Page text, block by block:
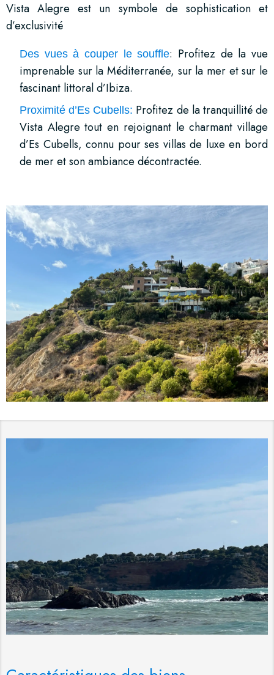
Vista Alegre est un symbole de sophistication et
d’exclusivité
Des vues à couper le souffle: Profitez de la vue
imprenable sur la Méditerranée, sur la mer et sur le
fascinant littoral d’Ibiza.
Proximité d’Es Cubells: Profitez de la tranquillité de
Vista Alegre tout en rejoignant le charmant village
d’Es Cubells, connu pour ses villas de luxe en bord
de mer et son ambiance décontractée.